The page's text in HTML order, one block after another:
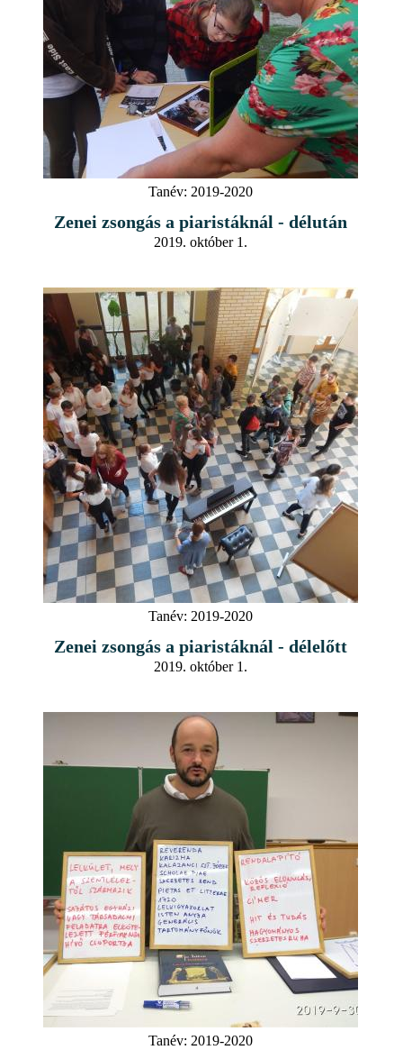
Tanév: 2019-2020
Zenei zsongás a piaristáknál - délután
2019. október 1.
Tanév: 2019-2020
Zenei zsongás a piaristáknál - délelőtt
2019. október 1.
Tanév: 2019-2020